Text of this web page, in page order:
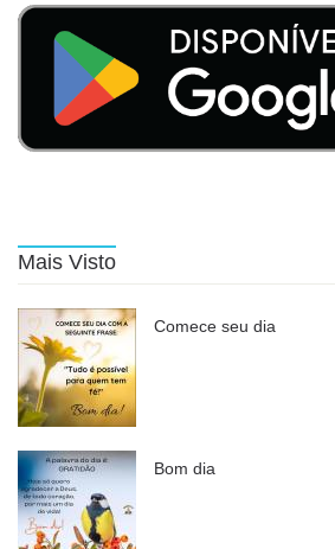
Mais Visto
Comece seu dia
Bom dia